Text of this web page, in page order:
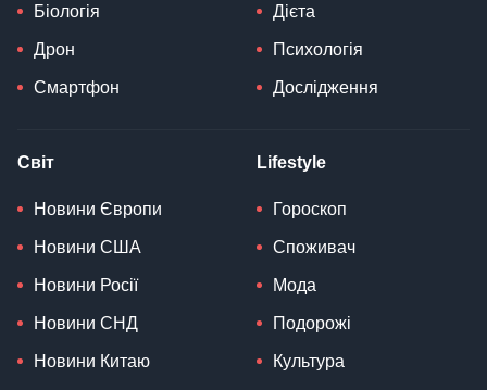
Біологія
Дрон
Смартфон
Дієта
Психологія
Дослідження
Світ
Новини Європи
Новини США
Новини Росії
Новини СНД
Новини Китаю
Lifestyle
Гороскоп
Споживач
Мода
Подорожі
Культура